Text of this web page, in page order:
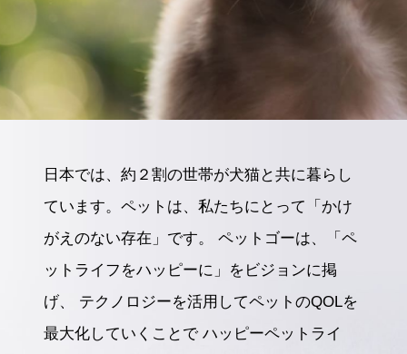
日本では、約２割の世帯が犬猫と共に暮らし
ています。 ペットは、私たちにとって「かけ
がえのない存在」です。
ペットゴーは、「ペ
ットライフをハッピーに」をビジョンに掲
げ、
テクノロジーを活用してペットのQOLを
最大化していくことでハッピーペットライ